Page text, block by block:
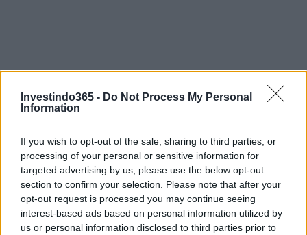
Investindo365 - Do Not Process My Personal
Information
If you wish to opt-out of the sale, sharing to third parties, or
processing of your personal or sensitive information for
targeted advertising by us, please use the below opt-out
section to confirm your selection. Please note that after your
opt-out request is processed you may continue seeing
interest-based ads based on personal information utilized by
us or personal information disclosed to third parties prior to
Continue lendo
NÃO CLASSIFICADO